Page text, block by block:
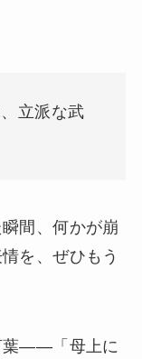
立派な武
間、何かが崩
を、ぜひもう
葉——「母上に